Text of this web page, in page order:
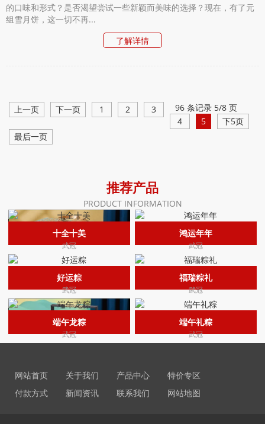
的口味和形式？是否渴望尝试一些新颖而美味的选择？现在，有了元
组雪月饼，这一切不再...
了解详情
96 条记录 5/8 页
上一页 下一页 1 2
3
4
5
下5页
最后一页
推荐产品
PRODUCT INFORMATION
十全十美
武冠
鸿运年年
武冠
好运粽
武冠
福瑞粽礼
武冠
端午龙粽
武冠
端午礼粽
武冠
网站首页 关于我们 产品中心
特价专区
付款方式
新闻资讯 联系我们 网站地图